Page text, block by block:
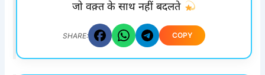
जो वक़्त के साथ नहीं बदलते
SHARE: COPY